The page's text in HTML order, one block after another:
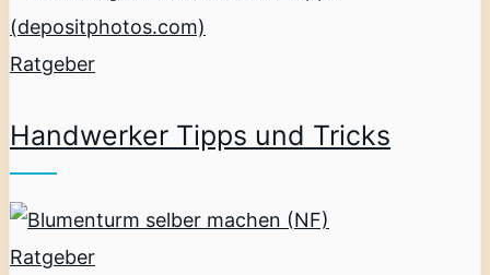
Ratgeber
Handwerker Tipps und Tricks
Ratgeber